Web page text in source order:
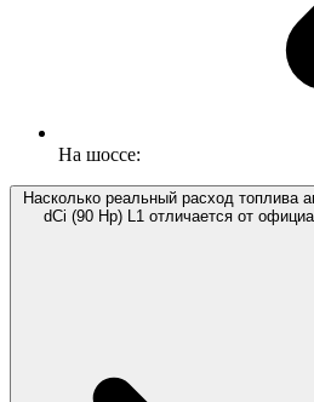
На шоссе:
Насколько реальный расход топлива
dCi (90 Hp) L1 отличается от